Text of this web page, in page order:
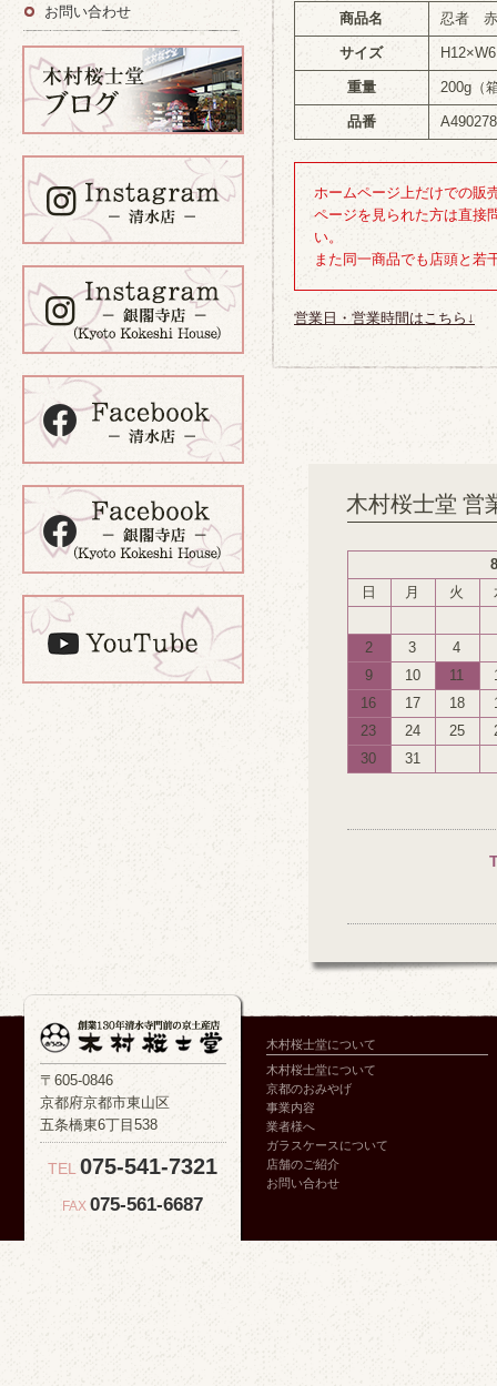
商品名 忍者 赤
サイズ
重量 200g（
品番
ホームページ上だけでの販
ページを見られた方は直接
い。
また同一商品でも店頭と若
営業日・営業時間はこちら↓
木村桜士堂 営
日
月 火
2 3
4
9
10 11
16
17 18
23
24 25
30
31
お問い合わせ
〒605-0846
京都府京都市東山区
五条橋東6丁目538
TEL075-541-7321
FAX075-561-6687
木村桜士堂について
木村桜士堂について
京都のおみやげ
事業内容
業者様へ
ガラスケースについて
店舗のご紹介
お問い合わせ